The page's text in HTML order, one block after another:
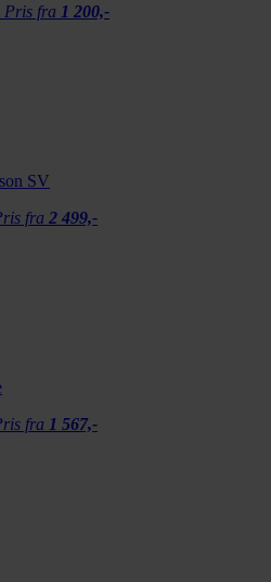
Pris fra 1 200,-
SV
fra 2 499,-
fra 1 567,-